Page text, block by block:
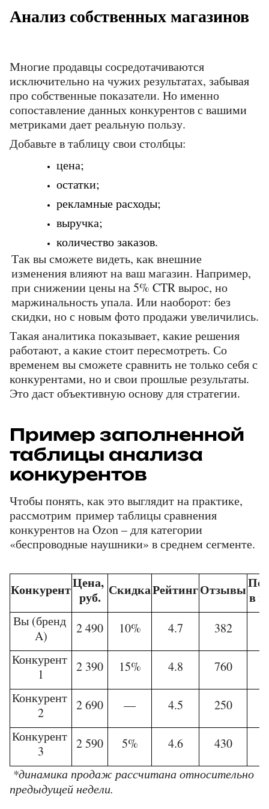
Анализ собственных магазинов
Многие продавцы сосредотачиваются
исключительно на чужих результатах, забывая
про собственные показатели. Но именно
сопоставление данных конкурентов с вашими
метриками дает реальную пользу.
Добавьте в таблицу свои столбцы:
цена;
остатки;
рекламные расходы;
выручка;
количество заказов.
Так вы сможете видеть, как внешние
изменения влияют на ваш магазин. Например,
при снижении цены на 5% CTR вырос, но
маржинальность упала. Или наоборот: без
скидки, но с новым фото продажи увеличились.
Такая аналитика показывает, какие решения
работают, а какие стоит пересмотреть. Со
временем вы сможете сравнить не только себя с
конкурентами, но и свои прошлые результаты.
Это даст объективную основу для стратегии.
Пример заполненной
таблицы анализа
конкурентов
Чтобы понять, как это выглядит на практике,
рассмотрим пример таблицы сравнения
конкурентов на Ozon – для категории
«беспроводные наушники» в среднем сегменте.
КонкурентЦена,
руб. СкидкаРейтингОтзывы в
Вы (бренд
A)
2 490 10% 4.7 382
Конкурент
1
2 390 15% 4.8
760
Конкурент
2
2 690 — 4.5 250
Конкурент
3
2 590 5% 4.6 430
предыдущей недели.